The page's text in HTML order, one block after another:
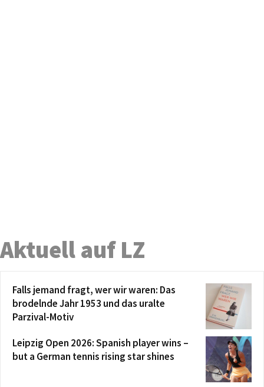
Aktuell auf LZ
Falls jemand fragt, wer wir waren: Das
brodelnde Jahr 1953 und das uralte
Parzival-Motiv
Leipzig Open 2026: Spanish player wins –
but a German tennis rising star shines